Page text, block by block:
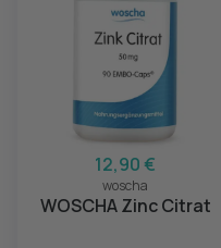
12,90 €
woscha
WOSCHA Zinc Citrat